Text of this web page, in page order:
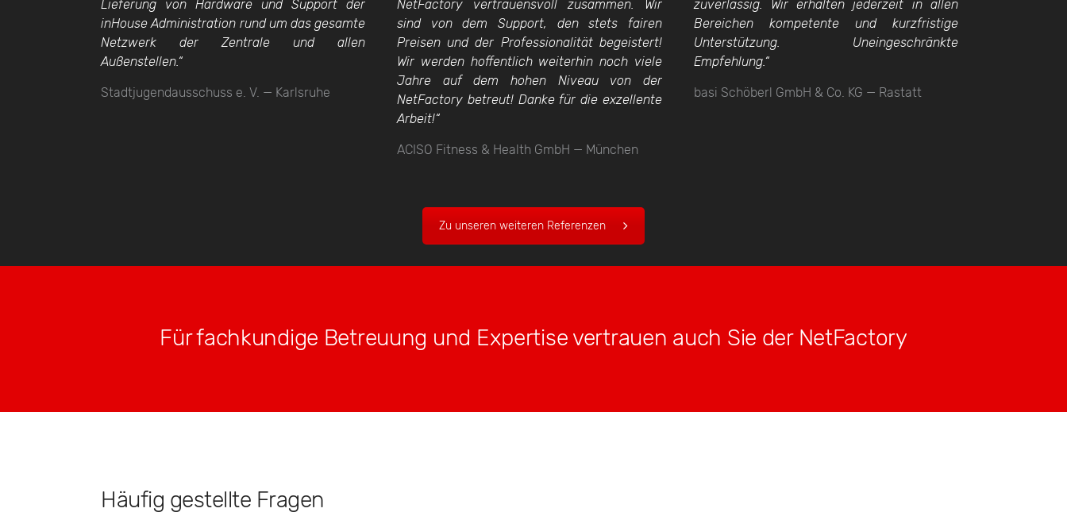
Lieferung von Hardware und Support der
inHouse Administration rund um das gesamte
Netzwerk der Zentrale und allen
Außenstellen.“
Stadtjugendausschuss e. V. — Karlsruhe
NetFactory vertrauensvoll zusammen. Wir
sind von dem Support, den stets fairen
Preisen und der Professionalität begeistert!
Wir werden hoffentlich weiterhin noch viele
Jahre auf dem hohen Niveau von der
NetFactory betreut! Danke für die exzellente
Arbeit!“
ACISO Fitness & Health GmbH — München
zuverlässig. Wir erhalten jederzeit in allen
Bereichen kompetente und kurzfristige
Unterstützung. Uneingeschränkte
Empfehlung.“
basi Schöberl GmbH & Co. KG — Rastatt
Zu unseren weiteren Referenzen
Für fachkundige Betreuung und Expertise vertrauen auch Sie der NetFactory
Häufig gestellte Fragen